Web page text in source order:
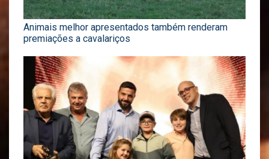
Animais melhor apresentados também renderam
premiações a cavalariços